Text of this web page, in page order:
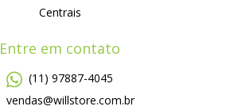
Centrais
Entre em contato
(11) 97887-4045
vendas@willstore.com.br